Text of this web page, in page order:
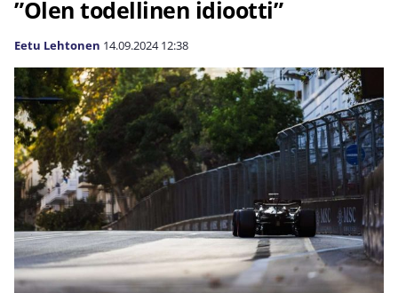
”Olen todellinen idiootti”
Eetu Lehtonen 14.09.2024 12:38